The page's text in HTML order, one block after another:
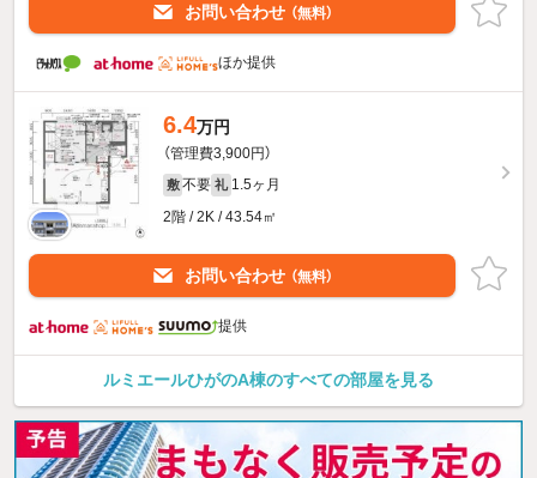
お問い合わせ （無料）
ほか提供
6.4万円
（管理費3,900円）
敷 不要 礼 1.5ヶ月
2階 / 2K / 43.54㎡
お問い合わせ （無料）
提供
ルミエールひがのA棟のすべての部屋を見る